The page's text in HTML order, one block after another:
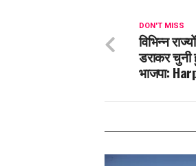
DON'T MISS
विभिन्न
डराकर चुनी
भाजपा: